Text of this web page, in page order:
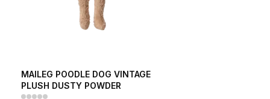
MAILEG POODLE DOG VINTAGE
PLUSH DUSTY POWDER